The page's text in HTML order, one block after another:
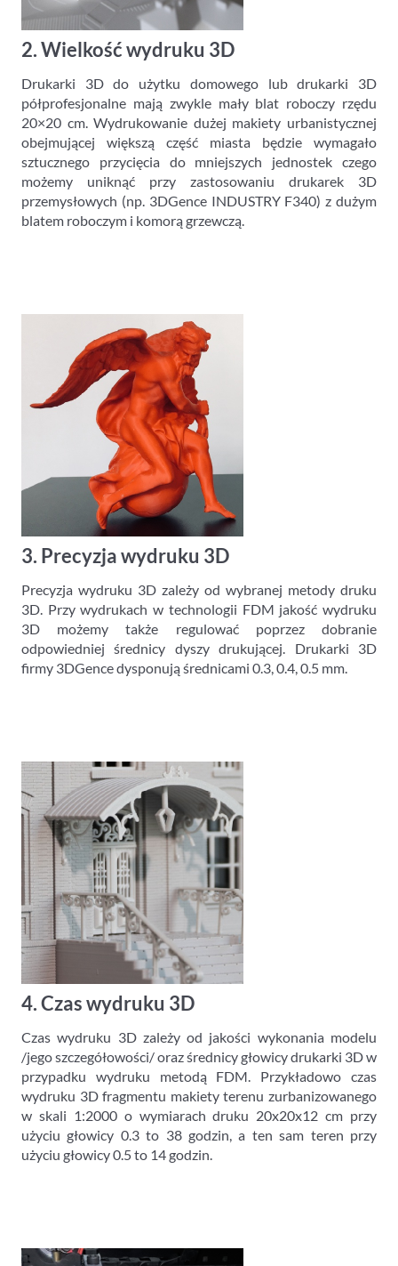
2. Wielkość wydruku 3D
Drukarki 3D do użytku domowego lub drukarki 3D
półprofesjonalne mają zwykle mały blat roboczy rzędu
20×20 cm. Wydrukowanie dużej makiety urbanistycznej
obejmującej większą część miasta będzie wymagało
sztucznego przycięcia do mniejszych jednostek czego
możemy uniknąć przy zastosowaniu drukarek 3D
przemysłowych (np. 3DGence INDUSTRY F340) z dużym
blatem roboczym i komorą grzewczą.
3. Precyzja wydruku 3D
Precyzja wydruku 3D zależy od wybranej metody druku
3D. Przy wydrukach w technologii FDM jakość wydruku
3D możemy także regulować poprzez dobranie
odpowiedniej średnicy dyszy drukującej. Drukarki 3D
firmy 3DGence dysponują średnicami 0.3, 0.4, 0.5 mm.
4. Czas wydruku 3D
Czas wydruku 3D zależy od jakości wykonania modelu
/jego szczegółowości/ oraz średnicy głowicy drukarki 3D w
przypadku wydruku metodą FDM. Przykładowo czas
wydruku 3D fragmentu makiety terenu zurbanizowanego
w skali 1:2000 o wymiarach druku 20x20x12 cm przy
użyciu głowicy 0.3 to 38 godzin, a ten sam teren przy
użyciu głowicy 0.5 to 14 godzin.